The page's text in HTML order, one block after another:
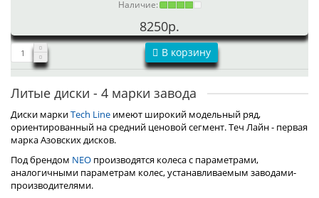
Наличие:
8250р.
В корзину
Литые диски - 4 марки завода
Диски маркиTech Line имеют широкий модельный ряд,
ориентированный на средний ценовой сегмент. Теч Лайн - первая
марка Азовских дисков.
Под брендом NEO производятся колеса с параметрами,
аналогичными параметрам колес, устанавливаемым заводами-
производителями.